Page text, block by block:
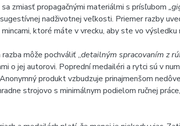
zmiasť propagačnými materiálmi s prísľubom
nadživotnej veľkosti. Priemer razby
ktoré máte v vrecku, aby ste vo výsledku
môže pochváliť „detailným spracovaním z
o jej autorovi. Poprední medailéri a rytci sú v
produkt vzbudzuje prinajmenšom
strojovo s minimálnym podielom ručnej